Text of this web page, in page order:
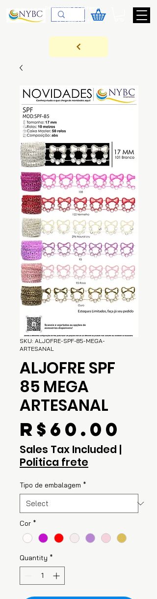
Devoluções & Cobrança
11-9-3089-3144
SKU: ALJOFRE-SPF-85-MEGA-
ARTESANAL
ALJOFRE SPF
85 MEGA
ARTESANAL
R$60.00
Sales Tax Included |
Politica frete
Tipo de embalagem *
Cor *
Quantity *